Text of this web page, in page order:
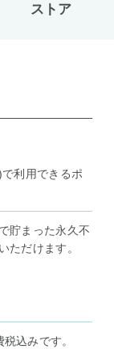
ストア
利用できるポ
貯まった永久不
ただけます。
込みです。